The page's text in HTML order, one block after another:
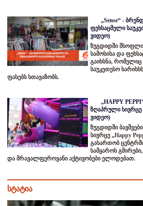
„Sense“ -
ფეხსაცმელი
ვიდეო)
ზუგდიდში
სამოსისა და
გაიხსნა,
საუკეთესო
ფასებს სთავაზობს.
„HAPPY
ზღაპრული სივრცე
ვიდეო)
ზუგდიდში
სივრცე „Happy
გასართობ
სამყაროს
და მრავალფეროვანი აქტივობები ელოდებათ.
სტატია